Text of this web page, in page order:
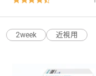
rating
2week 近視用